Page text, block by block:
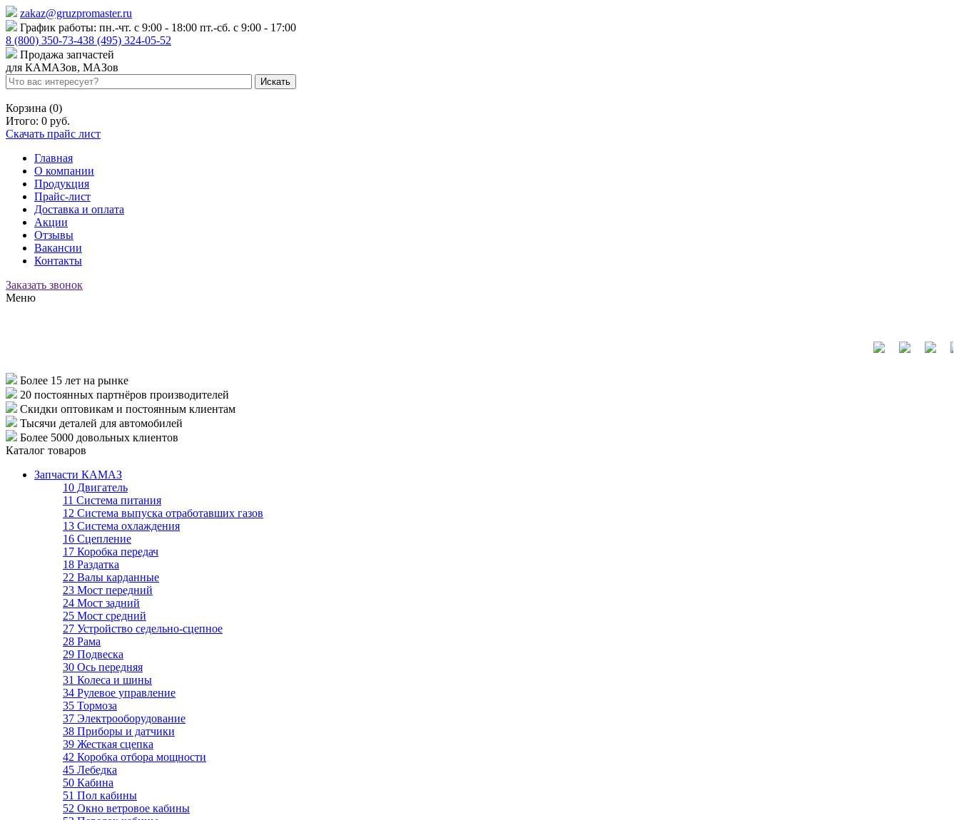
zakaz@gruzpromaster.ru
График работы: пн.-чт. с 9:00 - 18:00 пт.-сб. с 9:00 - 17:00
8 (800) 350-73-438 (495) 324-05-52
Продажа запчастей
для КАМАЗов, МАЗов
Корзина (0)
Итого: 0 руб.
Скачать прайс лист
Главная
О компании
Продукция
Прайс-лист
Доставка и оплата
Акции
Отзывы
Вакансии
Контакты
Заказать звонок
Меню
Более 15 лет на рынке
20 постоянных партнёров производителей
Скидки оптовикам и постоянным клиентам
Тысячи деталей для автомобилей
Более 5000 довольных клиентов
Каталог товаров
Запчасти КАМАЗ
10 Двигатель
11 Система питания
12 Система выпуска отработавших газов
13 Система охлаждения
16 Сцепление
17 Коробка передач
18 Раздатка
22 Валы карданные
23 Мост передний
24 Мост задний
25 Мост средний
27 Устройство седельно-сцепное
28 Рама
29 Подвеска
30 Ось передняя
31 Колеса и шины
34 Рулевое управление
35 Тормоза
37 Электрооборудование
38 Приборы и датчики
39 Жесткая сцепка
42 Коробка отбора мощности
45 Лебедка
50 Кабина
51 Пол кабины
52 Окно ветровое кабины